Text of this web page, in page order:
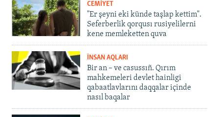
CEMİYET
"Er şeyni eki künde taşlap kettim".
Seferberlik qorqusı rusiyelilerni
kene memleketten quva
İNSAN AQLARI
Bir an – ve casussıñ. Qırım
mahkemeleri devlet hainligi
qabaatlavlarını daqqalar içinde
nasıl baqalar